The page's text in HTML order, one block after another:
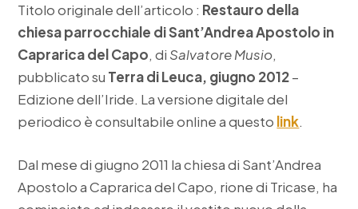
Titolo originale dell’articolo : Restauro della
chiesa parrocchiale di Sant’Andrea Apostolo in
Caprarica del Capo, di Salvatore Musio,
pubblicato su Terra di Leuca, giugno 2012–
Edizione dell’Iride. La versione digitale del
periodico è consultabile online a questo link.
Dal mese di giugno 2011 la chiesa di Sant’Andrea
Apostolo a Caprarica del Capo, rione di Tricase, ha